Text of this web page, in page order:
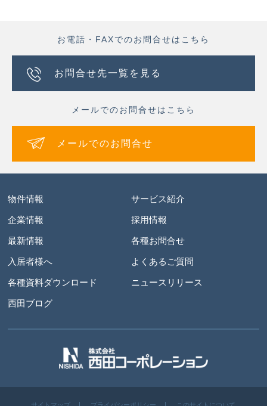
お電話・FAXでのお問合せはこちら
お問合せ先一覧を見る
メールでのお問合せはこちら
メールでのお問合せ
物件情報 サービス紹介
企業情報 採用情報
最新情報 各種お問合せ
入居者様へ よくあるご質問
各種資料ダウンロード ニュースリリース
西田ブログ